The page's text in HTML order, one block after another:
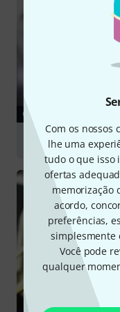
Com os nossos
lhe uma
tudo o que isso
ofertas
memorização
acordo,
preferências,
simplesmente
Você pode
qualquer
GUIA
Brass Mutes